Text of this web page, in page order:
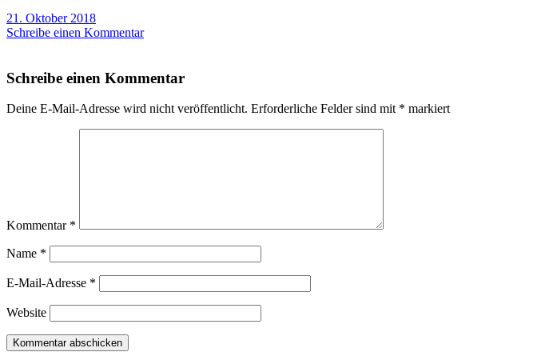
21. Oktober 2018
Schreibe einen Kommentar
Schreibe einen Kommentar
Deine E-Mail-Adresse wird nicht veröffentlicht. Erforderliche Felder sind mit * markiert
Kommentar *
Name *
E-Mail-Adresse *
Website